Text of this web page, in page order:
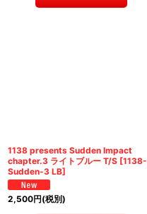
1138 presents Sudden Impact
chapter.3 ライトブルー T/S [1138-
Sudden-3 LB]
2,500円(税別)